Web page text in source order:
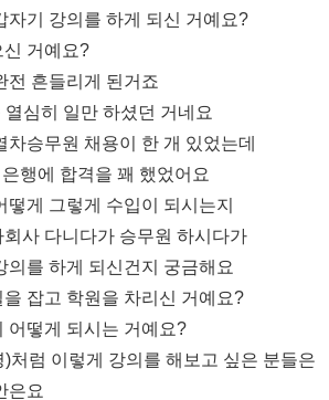
자기 강의를 하게 되신 거예요?
거예요?
전 흔들리게 된거죠
심히 일만 하셨던 거네요
차승무원 채용이 한 개 있었는데
행에 합격을 꽤 했었어요
떻게 그렇게 수입이 되시는지
사 다니다가 승무원 하시다가
의를 하게 되신건지 궁금해요
잡고 학원을 차리신 거예요?
어떻게 되시는 거예요?
처럼 이렇게 강의를 해보고 싶은 분들은
은요